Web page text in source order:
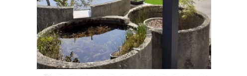
Mei 3